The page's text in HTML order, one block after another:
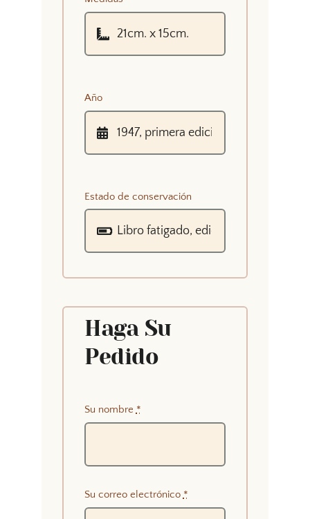
Año
Estado de conservación
Haga Su
Pedido
Su nombre *
Su correo electrónico *